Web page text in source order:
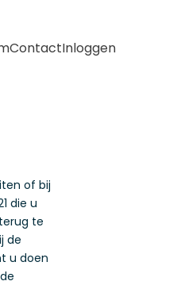
ContactInloggen
of bij
die u
te
de
u doen